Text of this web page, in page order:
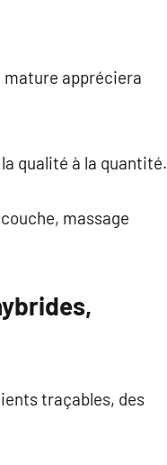
mature appréciera
qualité à la quantité.
massage
traçables, des